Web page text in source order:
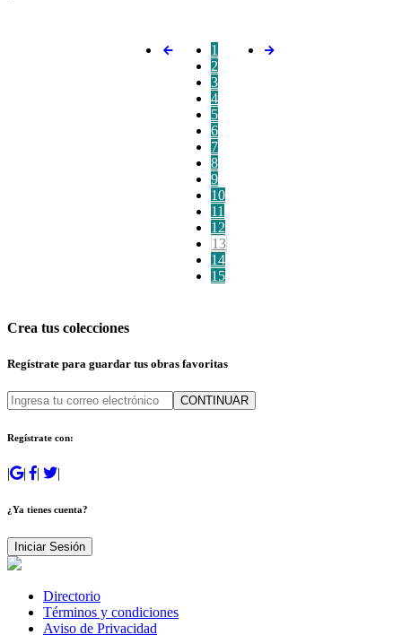
1
2
3
4
5
6
7
8
9
10
11
12
13
14
15
Crea tus colecciones
Regístrate para guardar tus obras favoritas
CONTINUAR
Regístrate con:
| | | |
¿Ya tienes cuenta?
Iniciar Sesión
Directorio
Términos y condiciones
Aviso de Privacidad